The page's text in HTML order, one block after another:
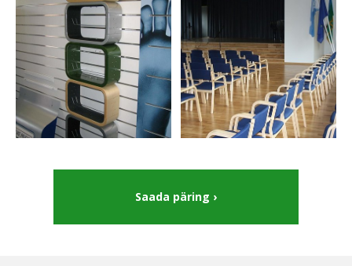
Saada päring